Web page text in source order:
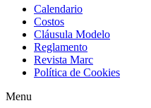
Calendario
Costos
Cláusula Modelo
Reglamento
Revista Marc
Política de Cookies
Menu